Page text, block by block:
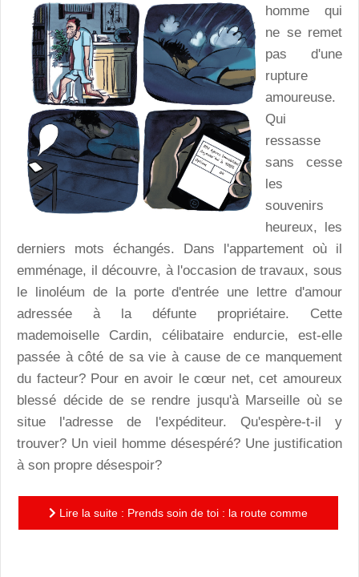
homme qui
ne se remet
pas d'une
rupture
amoureuse.
Qui
ressasse
sans cesse
les
souvenirs
heureux, les
derniers mots échangés. Dans l'appartement où il
emménage, il découvre, à l'occasion de travaux, sous
le linoléum de la porte d'entrée une lettre d'amour
adressée à la défunte propriétaire. Cette
mademoiselle Cardin, célibataire endurcie, est-elle
passée à côté de sa vie à cause de ce manquement
du facteur? Pour en avoir le cœur net, cet amoureux
blessé décide de se rendre jusqu'à Marseille où se
situe l'adresse de l'expéditeur. Qu'espère-t-il y
trouver? Un vieil homme désespéré? Une justification
à son propre désespoir?
Lire la suite : Prends soin de toi : la route comme